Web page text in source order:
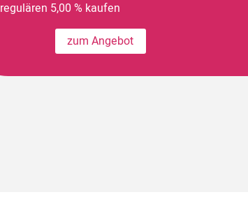
regulären 5,00 % kaufen
zum Angebot